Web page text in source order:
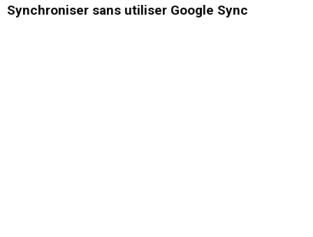
Synchroniser sans utiliser Google Sync